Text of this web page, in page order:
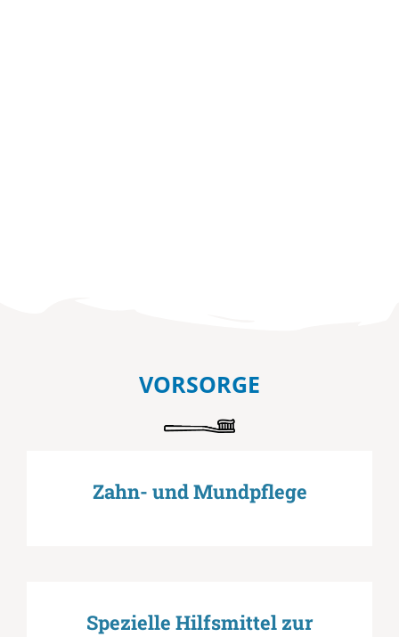
VORSORGE
Zahn- und Mundpflege
Spezielle Hilfsmittel zur